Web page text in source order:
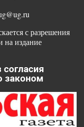
с разрешения
на издание
законом